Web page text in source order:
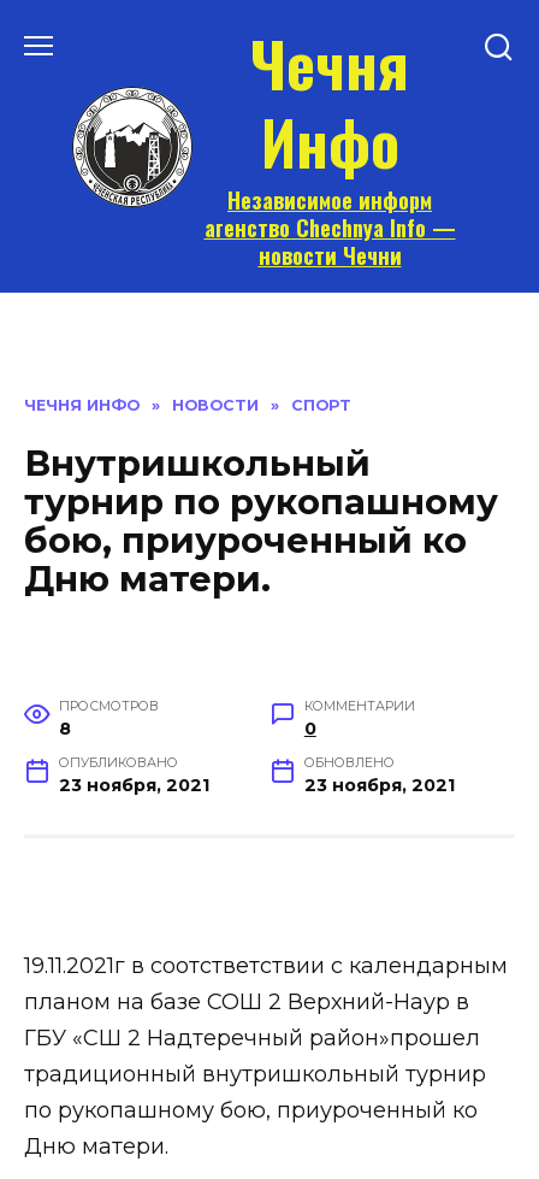
Чечня
Инфо
Независимое информ
агенство Chechnya Info —
новости Чечни
ЧЕЧНЯ ИНФО » НОВОСТИ » СПОРТ
Внутришкольный
турнир по рукопашному
бою, приуроченный ко
Дню матери.
ПРОСМОТРОВ
8
КОММЕНТАРИИ
0
ОПУБЛИКОВАНО
23 ноября, 2021
ОБНОВЛЕНО
23 ноября, 2021
19.11.2021г в соотстветствии с календарным
планом на базе СОШ 2 Верхний-Наур в
ГБУ «СШ 2 Надтеречный район»прошел
традиционный внутришкольный турнир
по рукопашному бою, приуроченный ко
Дню матери.